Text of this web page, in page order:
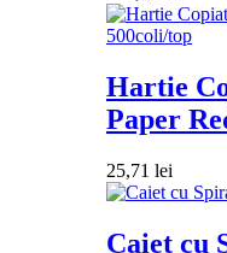
Hartie
Paper
25,71 lei
Caiet cu